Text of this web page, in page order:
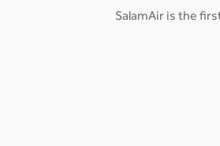
SalamAir is the